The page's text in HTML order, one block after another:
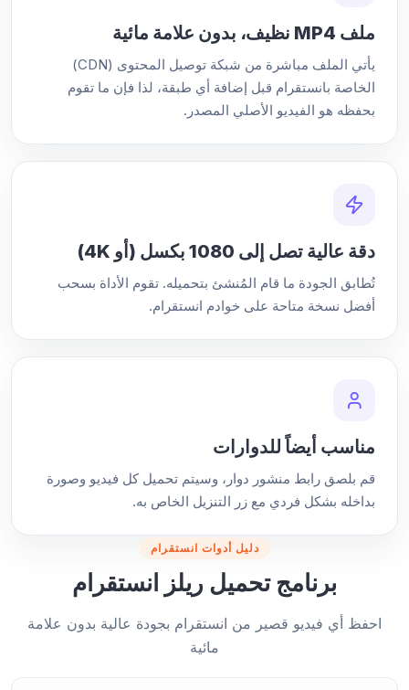
ملف MP4 نظيف، بدون علامة مائية
يأتي الملف مباشرة من شبكة توصيل المحتوى (CDN)
الخاصة بانستقرام قبل إضافة أي طبقة، لذا فإن ما تقوم
بحفظه هو الفيديو الأصلي المصدر.
دقة عالية تصل إلى 1080 بكسل (أو 4K)
تُطابق الجودة ما قام المُنشئ بتحميله. تقوم الأداة بسحب
أفضل نسخة متاحة على خوادم انستقرام.
مناسب أيضاً للدوارات
قم بلصق رابط منشور دوار، وسيتم تحميل كل فيديو وصورة
بداخله بشكل فردي مع زر التنزيل الخاص به.
دليل أدوات انستقرام
برنامج تحميل ريلز انستقرام
احفظ أي فيديو قصير من انستقرام بجودة عالية بدون علامة
مائية